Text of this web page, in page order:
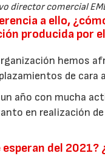
director comercial
a ello,
producida por
hemos
de
año con mucha
en realización
del